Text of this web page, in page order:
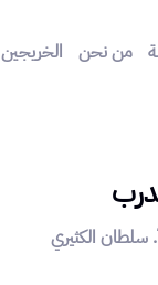
من نحن الخريجين
سلطان الكثيري